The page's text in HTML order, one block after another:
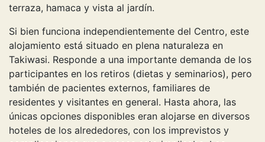
terraza, hamaca y vista al jardín.
Si bien funciona independientemente del Centro, este
alojamiento está situado en plena naturaleza en
Takiwasi. Responde a una importante demanda de los
participantes en los retiros (dietas y seminarios), pero
también de pacientes externos, familiares de
residentes y visitantes en general. Hasta ahora, las
únicas opciones disponibles eran alojarse en diversos
hoteles de los alrededores, con los imprevistos y